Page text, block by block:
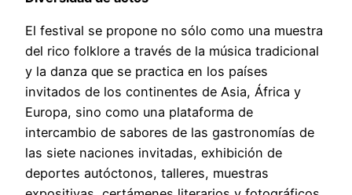
El festival se propone no sólo como una muestra
del rico folklore a través de la música tradicional
y la danza que se practica en los países
invitados de los continentes de Asia, África y
Europa, sino como una plataforma de
intercambio de sabores de las gastronomías de
las siete naciones invitadas, exhibición de
deportes autóctonos, talleres, muestras